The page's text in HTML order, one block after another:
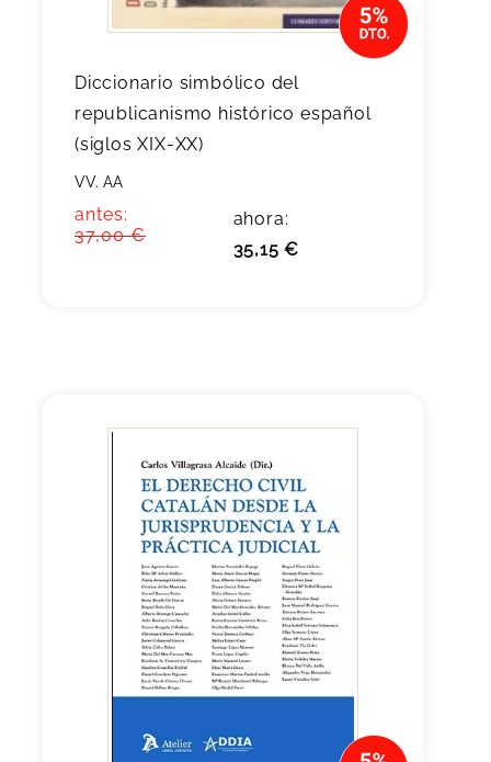
Diccionario simbólico del
republicanismo histórico español
(siglos XIX-XX)
VV. AA
antes:
37,00 €
ahora:
35,15 €